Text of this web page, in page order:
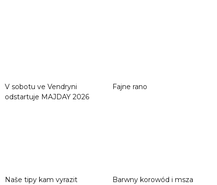
V sobotu ve Vendryni
odstartuje MAJDAY 2026
Fajne rano
Naše tipy kam vyrazit
Barwny korowód i msza